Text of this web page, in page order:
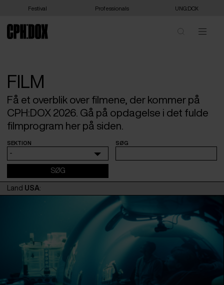
Festival Professionals UNG:DOX
FILM
Få et overblik over filmene, der kommer på
CPH:DOX 2026. Gå på opdagelse i det fulde
filmprogram her på siden.
SEKTION
-
SØG
Land USA: